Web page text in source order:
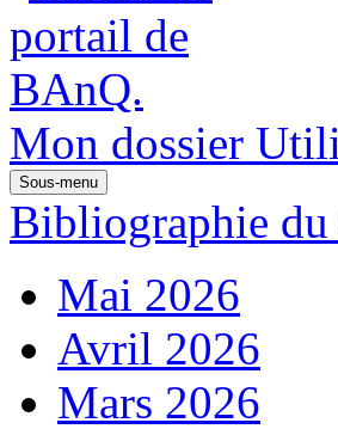
Mon dossier
Sous-menu
Bibliographie du
Mai 2026
Avril 2026
Mars 2026